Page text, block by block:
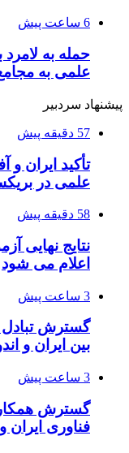
6 ساعت پیش
حمله به
علمی به
پیشنهاد سردبیر
57 دقیقه پیش
تأکید ایران
علمی در
58 دقیقه پیش
اعلام می شود
3 ساعت پیش
گسترش
بین ایران و
3 ساعت پیش
گسترش
فناوری